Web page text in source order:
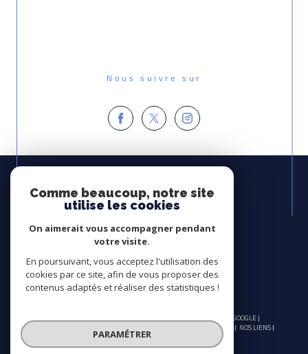
Nous suivre sur
Espace
PROPRIÉTAIRE
Se connecter
Avis
CLIENTS
© 2026 | TOUS DROITS RÉSERVÉS | TRADUCTION POWERED BY GOOGLE |
PLAN DU SITE ADMIN NOS LIENS
POLITIQUE RGPD
Comme beaucoup, notre site
utilise les cookies
On aimerait vous accompagner pendant
votre visite.
En poursuivant, vous acceptez l'utilisation des
cookies par ce site, afin de vous proposer des
contenus adaptés et réaliser des statistiques !
PARAMÉTRER